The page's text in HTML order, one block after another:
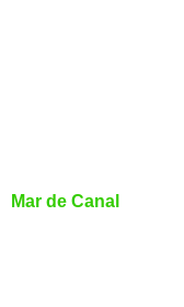
Mar de Canal